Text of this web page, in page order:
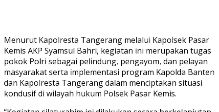
Menurut Kapolresta Tangerang melalui Kapolsek Pasar
Kemis AKP Syamsul Bahri, kegiatan ini merupakan tugas
pokok Polri sebagai pelindung, pengayom, dan pelayan
masyarakat serta implementasi program Kapolda Banten
dan Kapolresta Tangerang dalam menciptakan situasi
kondusif di wilayah hukum Polsek Pasar Kemis.